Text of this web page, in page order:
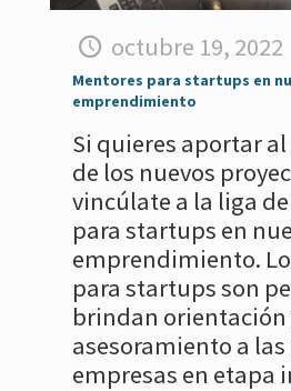
octubre 19, 2022
Mentores para startups en
emprendimiento
Si quieres aportar
de los nuevos
vincúlate a la liga
para startups en
emprendimiento.
para startups son
brindan orientación
asesoramiento a las
empresas en etapa